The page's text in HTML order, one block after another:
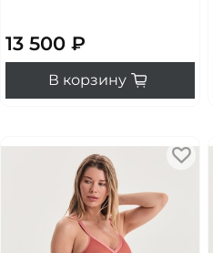
13 500 ₽
В корзину